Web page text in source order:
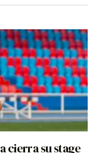
cierra su stage